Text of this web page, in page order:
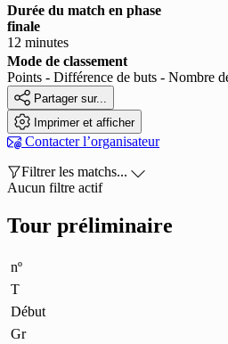
Durée du match en phase
finale
12 minutes
Mode de classement
Points - Différence de buts - Nombre
 Partager sur...
 Imprimer et afficher
 Contacter l’organisateur
Filtrer les matchs... 
Aucun filtre actif
Tour préliminaire
nº
T
Début
Gr